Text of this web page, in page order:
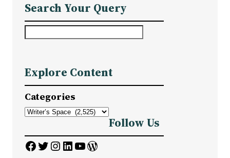
Search Your Query
r
c
h
Explore Content
Categories
Follow Us
Facebook Twitter InstagramLinkedIn YouTube WordPress